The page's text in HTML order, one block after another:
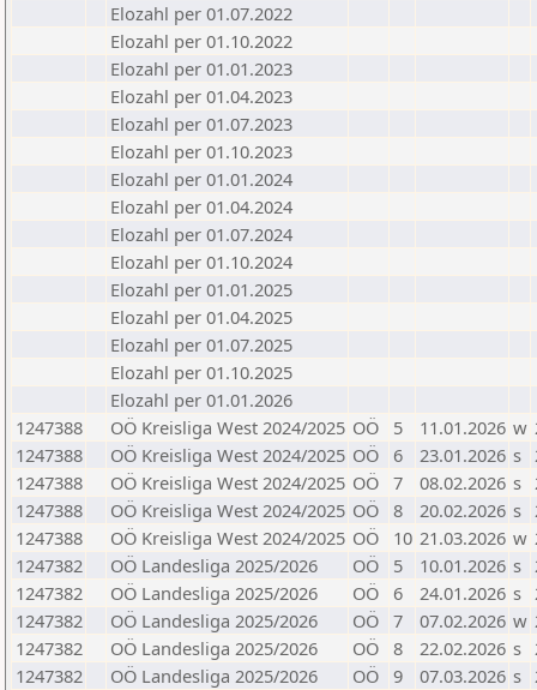
Elozahl per 01.07.2022
Elozahl per 01.10.2022
Elozahl per 01.01.2023
Elozahl per 01.04.2023
Elozahl per 01.07.2023
Elozahl per 01.10.2023
Elozahl per 01.01.2024
Elozahl per 01.04.2024
Elozahl per 01.07.2024
Elozahl per 01.10.2024
Elozahl per 01.01.2025
Elozahl per 01.04.2025
Elozahl per 01.07.2025
Elozahl per 01.10.2025
Elozahl per 01.01.2026
1247388
OÖ Kreisliga West 2024/2025 OÖ 5 11.01.2026 w
1247388
OÖ Kreisliga West 2024/2025 OÖ 6 23.01.2026 s
1247388
OÖ Kreisliga West 2024/2025 OÖ 7 08.02.2026 s
1247388
OÖ Kreisliga West 2024/2025 OÖ 8 20.02.2026 s
1247388
OÖ Kreisliga West 2024/2025 OÖ 10 21.03.2026 w
1247382
OÖ Landesliga 2025/2026 OÖ 5 10.01.2026 s
1247382
OÖ Landesliga 2025/2026 OÖ 6 24.01.2026 s
1247382
OÖ Landesliga 2025/2026 OÖ 7 07.02.2026 w
1247382
OÖ Landesliga 2025/2026 OÖ 8 22.02.2026 s
1247382
OÖ Landesliga 2025/2026 OÖ 9 07.03.2026 s